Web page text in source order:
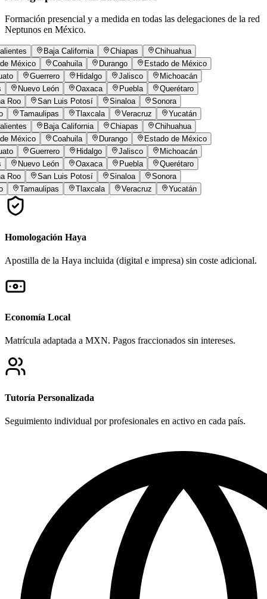
Formación presencial y a medida en todas las delegaciones de la red
Neptunos en México.
Baja California Chiapas
Chihuahua
México
Coahuila Durango
Estado de México
Guerrero Hidalgo Jalisco
Michoacán
Nuevo León
Oaxaca Puebla
Querétaro
Roo
San Luis Potosí Sinaloa
Sonora
Tamaulipas Tlaxcala Veracruz
Yucatán
Baja California Chiapas
Chihuahua
México
Coahuila Durango
Estado de México
Guerrero Hidalgo Jalisco
Michoacán
Nuevo León
Oaxaca Puebla
Querétaro
Roo
San Luis Potosí Sinaloa
Sonora
Tamaulipas Tlaxcala Veracruz Yucatán
Homologación Haya
Apostilla de la Haya incluida (digital e impresa) sin coste adicional.
Economía Local
Matrícula adaptada a MXN. Pagos fraccionados sin intereses.
Tutoría Personalizada
Seguimiento individual por profesionales en activo en cada país.